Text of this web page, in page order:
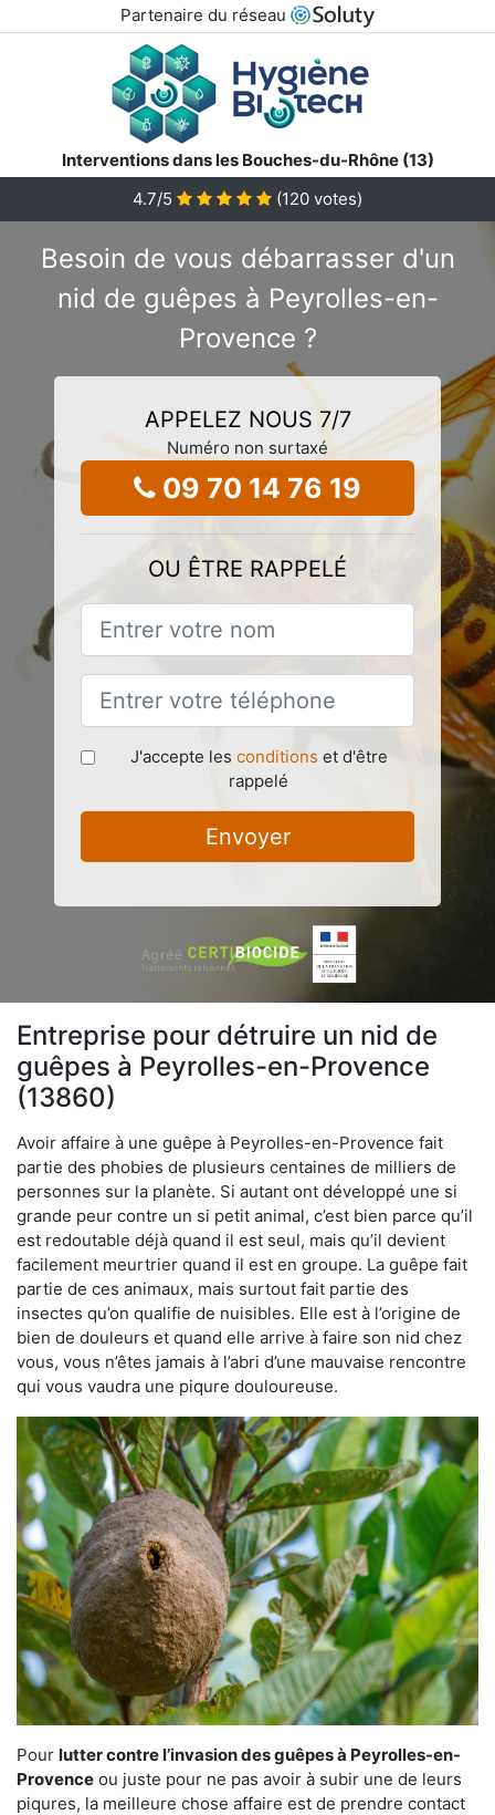
Partenaire du réseau
Interventions dans les Bouches-du-Rhône (13)
4.7/5 (120 votes)
Besoin de vous débarrasser d'un
nid de guêpes à Peyrolles-en-
Provence ?
APPELEZ NOUS 7/7
Numéro non surtaxé
09 70 14 76 19
OU ÊTRE RAPPELÉ
J'accepte les conditions et d'être
rappelé
Envoyer
Entreprise pour détruire un nid de
guêpes à Peyrolles-en-Provence
(13860)
Avoir affaire à une guêpe à Peyrolles-en-Provence fait
partie des phobies de plusieurs centaines de milliers de
personnes sur la planète. Si autant ont développé une si
grande peur contre un si petit animal, c’est bien parce qu’il
est redoutable déjà quand il est seul, mais qu’il devient
facilement meurtrier quand il est en groupe. La guêpe fait
partie de ces animaux, mais surtout fait partie des
insectes qu’on qualifie de nuisibles. Elle est à l’origine de
bien de douleurs et quand elle arrive à faire son nid chez
vous, vous n’êtes jamais à l’abri d’une mauvaise rencontre
qui vous vaudra une piqure douloureuse.
Pour lutter contre l’invasion des guêpes à Peyrolles-en-
Provence ou juste pour ne pas avoir à subir une de leurs
piqures, la meilleure chose affaire est de prendre contact